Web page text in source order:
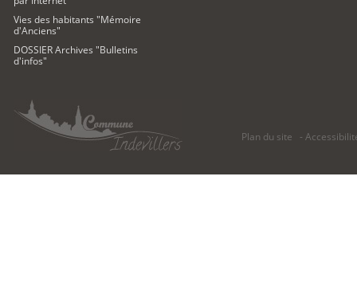
Vies des habitants "Mémoire
d'Anciens"
DOSSIER Archives "Bulletins
d'infos"
Plan du site